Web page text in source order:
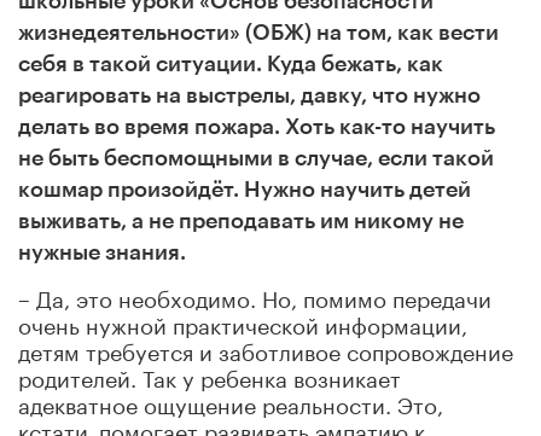
жизнедеятельности» (ОБЖ) на том, как вести
себя в такой ситуации. Куда бежать, как
реагировать на выстрелы, давку, что нужно
делать во время пожара. Хоть как-то научить
не быть беспомощными в случае, если такой
кошмар произойдёт. Нужно научить детей
выживать, а не преподавать им никому не
нужные знания.
– Да, это необходимо. Но, помимо передачи
очень нужной практической информации,
детям требуется и заботливое сопровождение
родителей. Так у ребенка возникает
адекватное ощущение реальности. Это,
кстати, помогает развивать эмпатию к